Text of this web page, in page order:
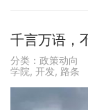
千言万语，
分类： 政策动向
学院, 开发, 路条